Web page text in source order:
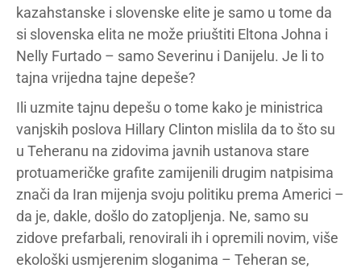
kazahstanske i slovenske elite je samo u tome da
si slovenska elita ne može priuštiti Eltona Johna i
Nelly Furtado – samo Severinu i Danijelu. Je li to
tajna vrijedna tajne depeše?
Ili uzmite tajnu depešu o tome kako je ministrica
vanjskih poslova Hillary Clinton mislila da to što su
u Teheranu na zidovima javnih ustanova stare
protuameričke grafite zamijenili drugim natpisima
znači da Iran mijenja svoju politiku prema Americi –
da je, dakle, došlo do zatopljenja. Ne, samo su
zidove prefarbali, renovirali ih i opremili novim, više
ekološki usmjerenim sloganima – Teheran se,